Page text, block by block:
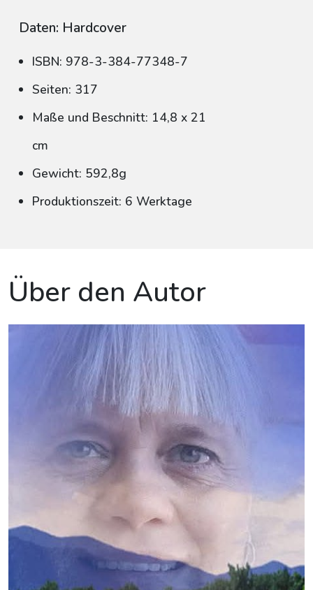
Daten: Hardcover
ISBN: 978-3-384-77348-7
Seiten: 317
Maße und Beschnitt: 14,8 x 21
cm
Gewicht: 592,8g
Produktionszeit: 6 Werktage
Über den Autor